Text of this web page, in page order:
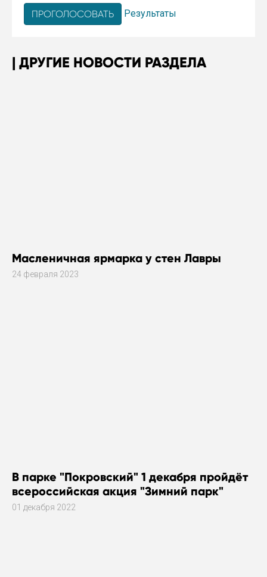
Результаты
ДРУГИЕ НОВОСТИ РАЗДЕЛА
Масленичная ярмарка у стен Лавры
24 февраля 2023
В парке "Покровский" 1 декабря пройдёт
всероссийская акция "Зимний парк"
01 декабря 2022